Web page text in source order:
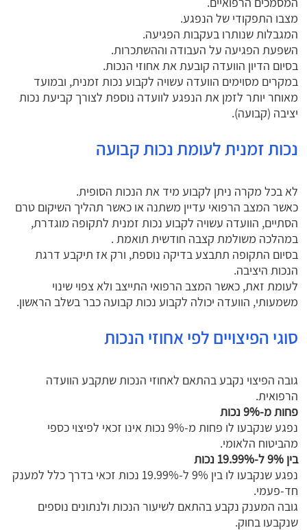
מצבו התפקודי של הנפגע.
המגבלות שנותרו בעקבות הפגיעה.
השפעת הפגיעה על העבודה וההשתכרות.
בסיום הדיון הוועדה קובעת את אחוזי הנכות.
במקרים מסוימים הוועדה עשויה לקבוע נכות זמנית, ובמועד
מאוחר יותר לזמן את הנפגע לוועדה נוספת לצורך קביעת נכות
יציבה (קבועה).
נכות זמנית לעומת נכות קבועה
לא בכל מקרה ניתן לקבוע מיד את הנכות הסופית.
כאשר המצב הרפואי עדיין משתנה או כאשר תהליך השיקום טרם
הסתיים, הוועדה עשויה לקבוע נכות זמנית לתקופה מוגדרת,
במהלכה משולמת קצבה חודשית תואמת .
בסיום התקופה תתבצע בדיקה נוספת, ורק אז תיקבע דרגת
הנכות היציבה.
לעומת זאת, כאשר המצב הרפואי התייצב ולא צפוי שינוי
משמעותי, הוועדה יכולה לקבוע נכות קבועה כבר בשלב הראשון.
סוגי הפיצויים לפי אחוזי הנכות
גובה הפיצוי נקבע בהתאם לאחוזי הנכות שתקבע הוועדה
הרפואית.
פחות מ-9% נכות
נפגע שנקבעו לו פחות מ-9% נכות אינו זכאי לפיצוי כספי
מהביטוח הלאומי.
בין 9% ל-19.99% נכות
נפגע שנקבעו לו בין 9% ל-19.99% נכות זכאי בדרך כלל למענק
חד-פעמי.
גובה המענק נקבע בהתאם לשיעור הנכות ולנתונים נוספים
שנקבעו בחוק.